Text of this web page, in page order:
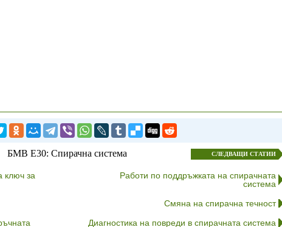
БМВ E30: Спирачна система СЛЕДВАЩИ СТАТИИ
ключ за
Работи по поддръжката на спирачната
система
Смяна на спирачна течност
Диагностика на повреди в спирачната система